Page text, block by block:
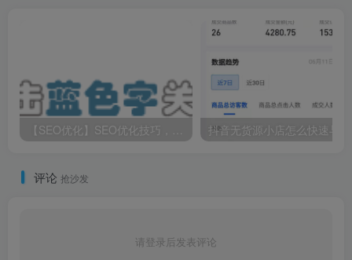
评论 抢沙发
请登录后发表评论